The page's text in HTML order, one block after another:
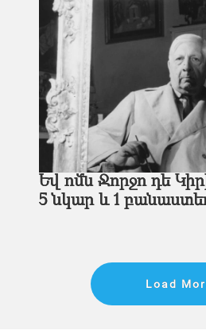
Եվ ոմն Ջորջո դե
5 նկար և 1
Load